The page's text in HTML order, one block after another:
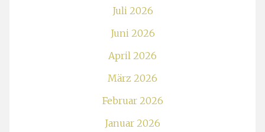
Juli 2026
Juni 2026
April 2026
März 2026
Februar 2026
Januar 2026